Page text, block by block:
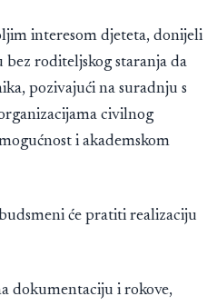
interesom djeteta, donijeli
roditeljskog staranja da
pozivajući na suradnju s
civilnog
i akademskom
će pratiti realizaciju
dokumentaciju i rokove,